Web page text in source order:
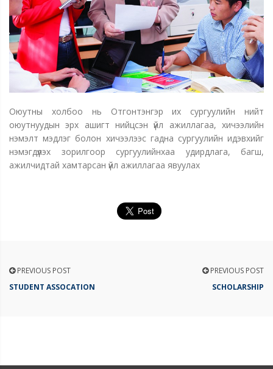
Оюутны холбоо нь Отгонтэнгэр их сургуулийн нийт
оюутнуудын эрх ашигт нийцсэн үйл ажиллагаа, хичээлийн
нэмэлт мэдлэг болон хичээлээс гадна сургуулийн идэвхийг
нэмэгдүүлэх зорилгоор сургуулийнхаа удирдлага, багш,
ажилчидтай хамтарсан үйл ажиллагаа явуулах
PREVIOUS POST
STUDENT ASSOCATION
PREVIOUS POST
SCHOLARSHIP